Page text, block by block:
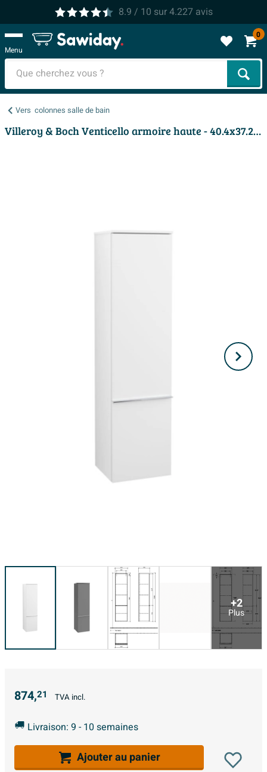
8.9 / 10 sur4.227 avis
Menu
0
Vers colonnes salle de bain
Villeroy & Boch Venticello armoire haute - 40.4x37.2x154cm - porte gauche blanc mat
+2
Plus
874,21 TVA incl.
Livraison: 9 - 10 semaines
Ajouter au panier